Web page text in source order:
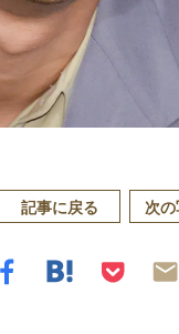
記事に戻る 次